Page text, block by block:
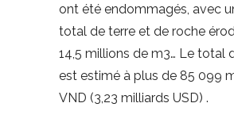
ont été endommagés, avec
total de terre et de roche
14,5 millions de m3… Le total
est estimé à plus de 85 099
VND (3,23 milliards USD) .